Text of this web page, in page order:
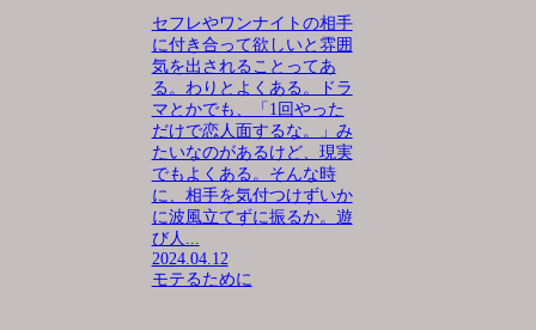
セフレやワンナイトの相手
に付き合って欲しいと雰囲
気を出されることってあ
る。わりとよくある。ドラ
マとかでも、「1回やった
だけで恋人面するな。」み
たいなのがあるけど、現実
でもよくある。そんな時
に、相手を気付つけずいか
に波風立てずに振るか。遊
び人...
2024.04.12
モテるために